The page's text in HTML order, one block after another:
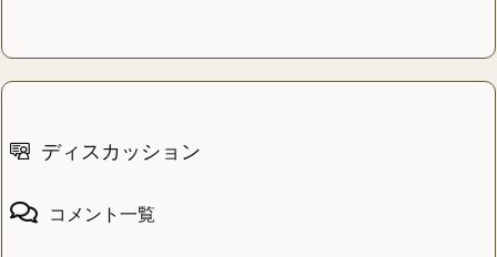
ディスカッション
コメント一覧